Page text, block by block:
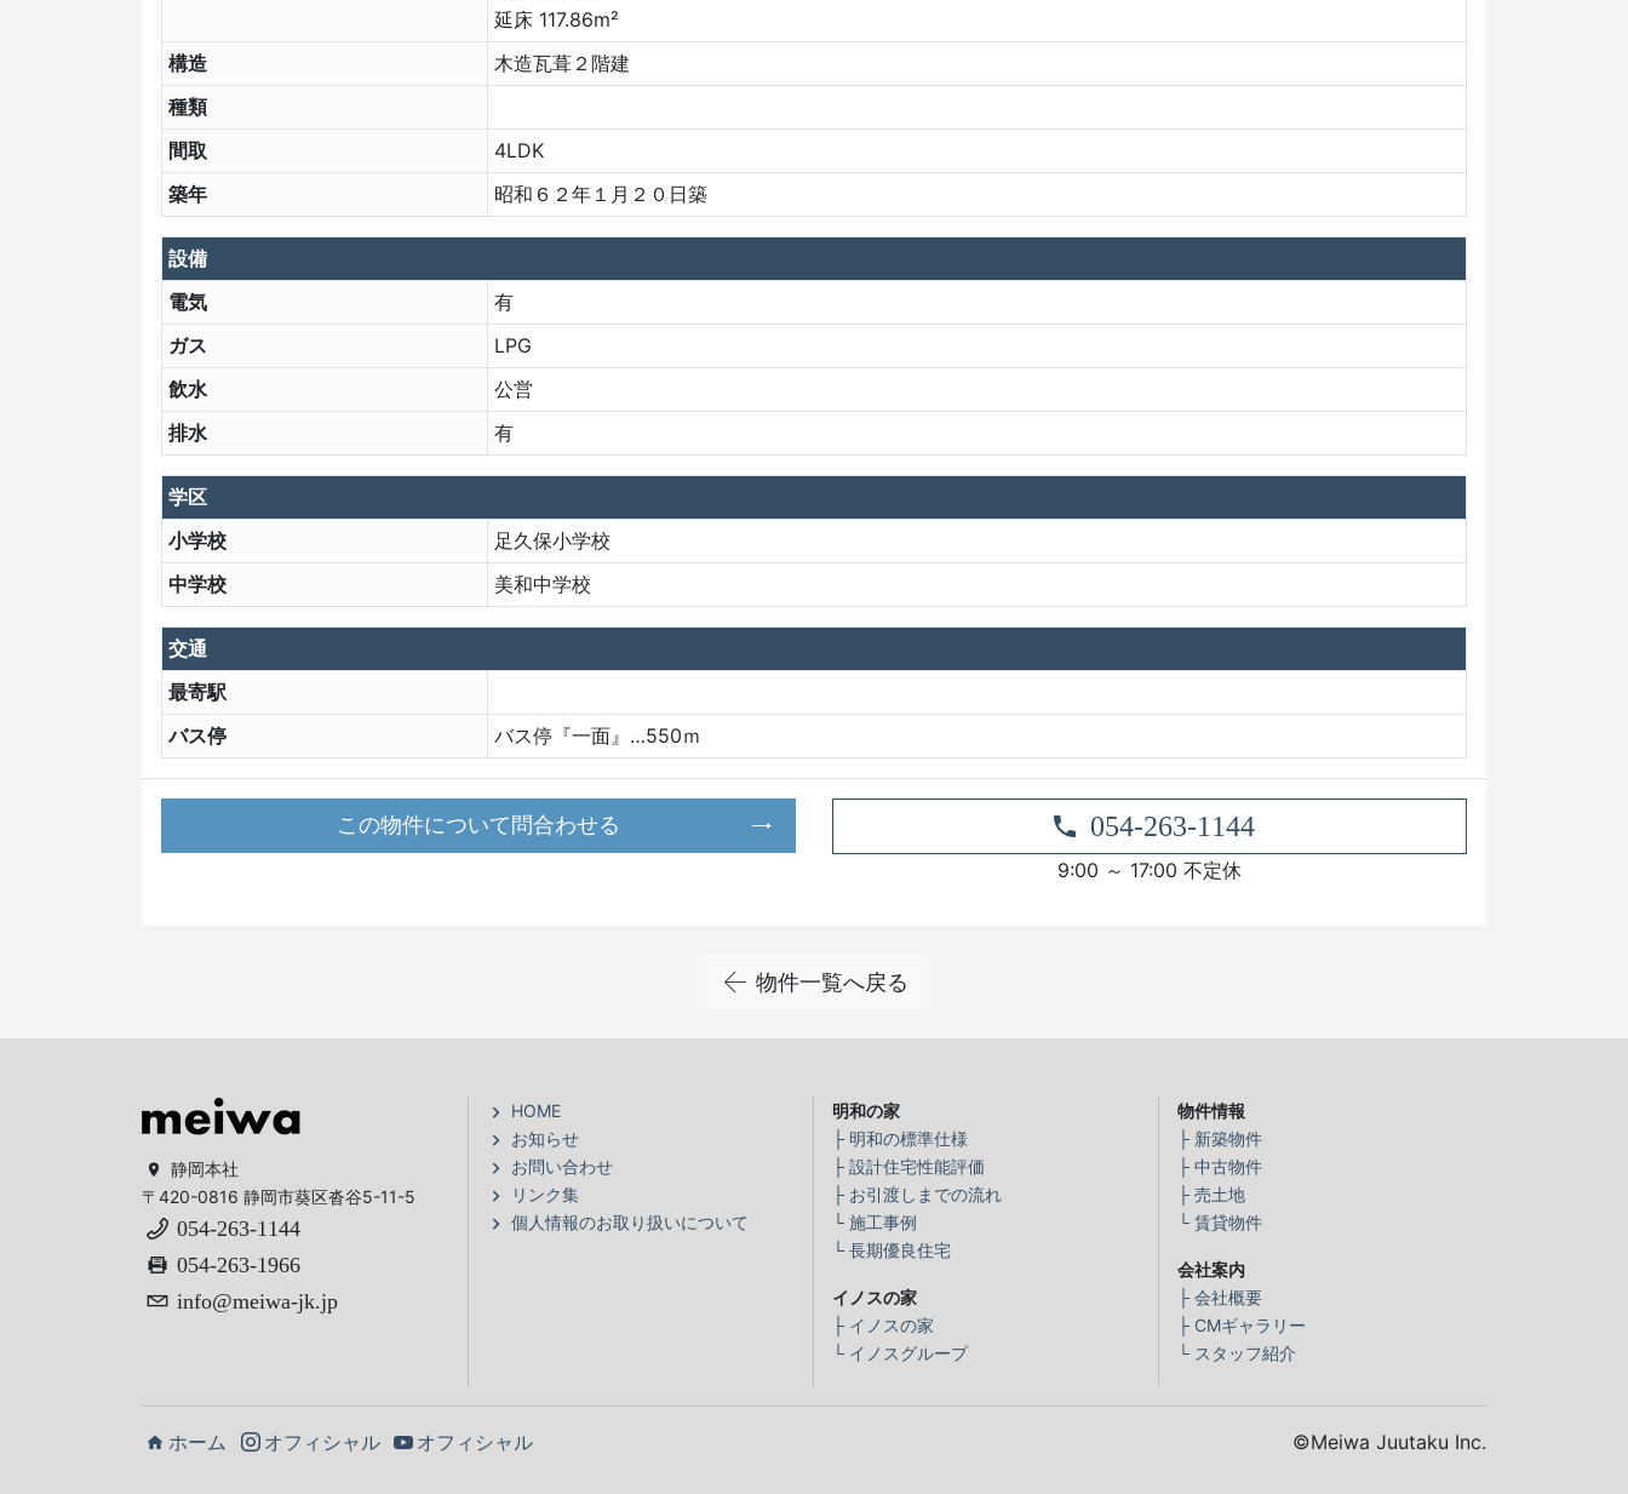
延床 117.86m²
構造
木造瓦葺２階建
種類
間取
4LDK
築年
昭和６２年１月２０日築
設備
電気
有
ガス
LPG
飲水
公営
排水
有
学区
小学校
足久保小学校
中学校
美和中学校
交通
最寄駅
バス停
バス停『一面』…550ｍ
この物件について 問合わせる 054-263-1144
9:00 ～ 17:00 不定休
物件一覧へ戻る
静岡本社
〒420-0816 静岡市葵区沓谷5-11-5
054-263-1144
054-263-1966
info@meiwa-jk.jp
HOME
お知らせ
お問い合わせ
リンク集
個人情報のお取り扱いについて
明和の家
├ 明和の標準仕様
├ 設計住宅性能評価
├ お引渡しまでの流れ
└ 施工事例
└ 長期優良住宅
イノスの家
├ イノスの家
└ イノスグループ
物件情報
├ 新築物件
├ 中古物件
├ 売土地
└ 賃貸物件
会社案内
├ 会社概要
├ CMギャラリー
└ スタッフ紹介
ホーム オフィシャル オフィシャル ©Meiwa Juutaku Inc.